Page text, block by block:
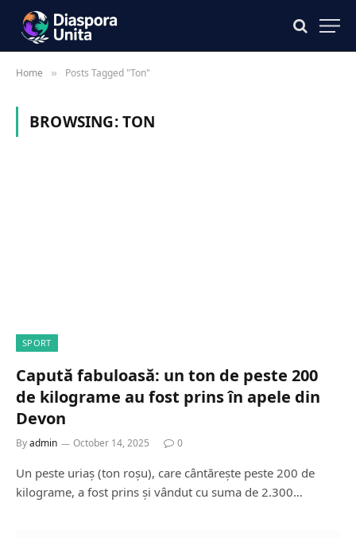
Home » Posts Tagged "Ton"
BROWSING:TON
SPORT
Capută fabuloasă: un ton de peste 200
de kilograme au fost prins în apele din
Devon
Byadmin October 14, 2025 0
Un peste uriaș (ton roșu), care cântărește peste 200 de
kilograme, a fost prins și vândut cu suma de 2.300…